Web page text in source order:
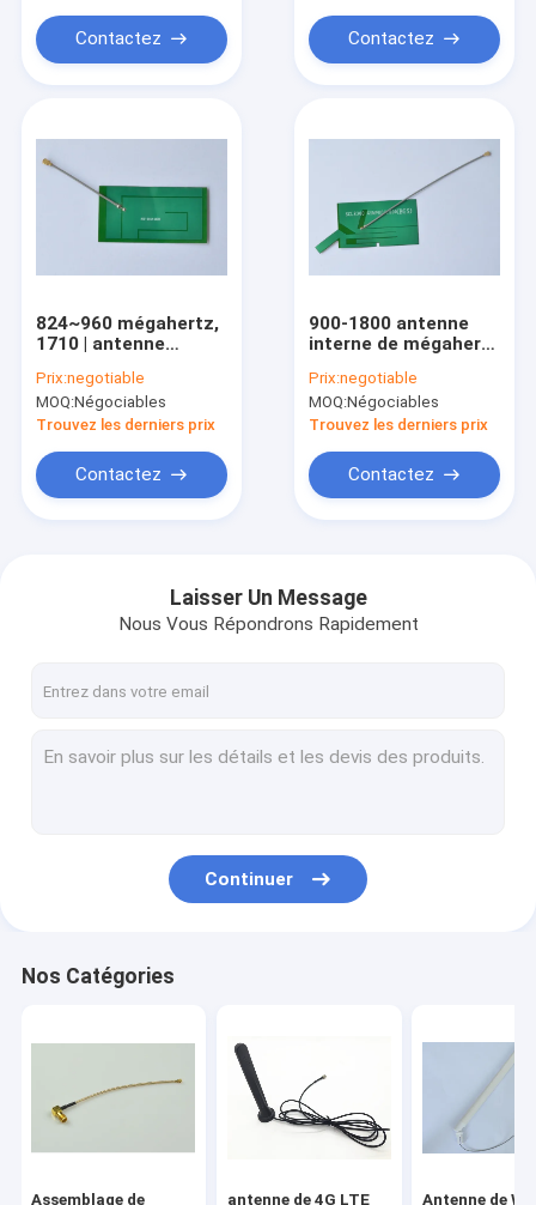
Visite de l'usine
antenne 3G externe
Contactez Contactez
824~960 mégahertz,
1710 | antenne
mégahertz GSM
Prix:negotiable
MOQ:Négociables
Trouvez les derniers prix
Contactez
900-1800 antenne
interne de mégahertz
connecteur rf 1,13
d'UFL
Prix:negotiable
MOQ:Négociables
Trouvez les derniers prix
Contactez
Laisser Un Message
Nous Vous Répondrons Rapidement
Continuer
Nos Catégories
Assemblage de antenne de 4G LTE Antenne de